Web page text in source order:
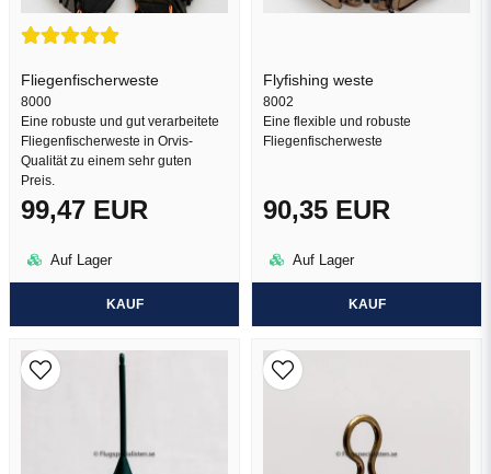
Fliegenfischerweste
8000
Eine robuste und gut verarbeitete
Fliegenfischerweste in Orvis-
Qualität zu einem sehr guten
Preis.
99,47 EUR
Auf Lager
KAUF
Flyfishing weste
8002
Eine flexible und robuste
Fliegenfischerweste
90,35 EUR
Auf Lager
KAUF
Frage senden